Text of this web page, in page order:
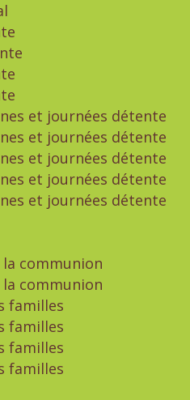
et journées détente
et journées détente
et journées détente
et journées détente
et journées détente
communion
communion
familles
familles
familles
familles